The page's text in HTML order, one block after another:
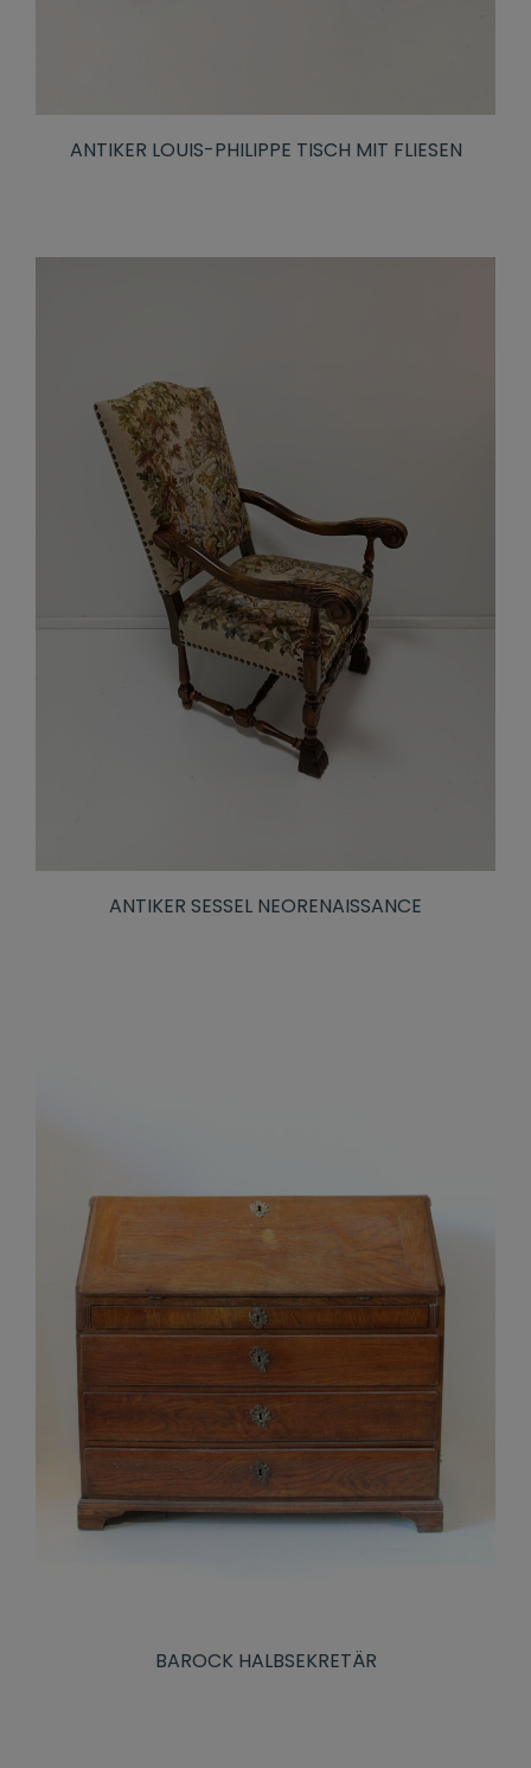
ANTIKER LOUIS-PHILIPPE TISCH MIT FLIESEN
ANTIKER SESSEL NEORENAISSANCE
BAROCK HALBSEKRETÄR